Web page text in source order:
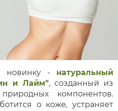
новинку - натуральный
и Лайм", созданный из
природных компонентов.
о коже, устраняет